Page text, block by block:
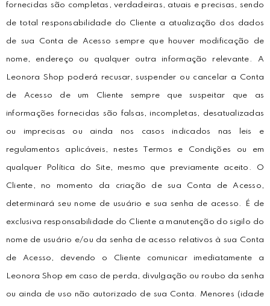
fornecidas são completas, verdadeiras, atuais e precisas, sendo
de total responsabilidade do Cliente a atualização dos dados
de sua Conta de Acesso sempre que houver modificação de
nome, endereço ou qualquer outra informação relevante. A
Leonora Shop poderá recusar, suspender ou cancelar a Conta
de Acesso de um Cliente sempre que suspeitar que as
informações fornecidas são falsas, incompletas, desatualizadas
ou imprecisas ou ainda nos casos indicados nas leis e
regulamentos aplicáveis, nestes Termos e Condições ou em
qualquer Política do Site, mesmo que previamente aceito. O
Cliente, no momento da criação de sua Conta de Acesso,
determinará seu nome de usuário e sua senha de acesso. É de
exclusiva responsabilidade do Cliente a manutenção do sigilo do
nome de usuário e/ou da senha de acesso relativos à sua Conta
de Acesso, devendo o Cliente comunicar imediatamente a
Leonora Shop em caso de perda, divulgação ou roubo da senha
ou ainda de uso não autorizado de sua Conta. Menores (idade